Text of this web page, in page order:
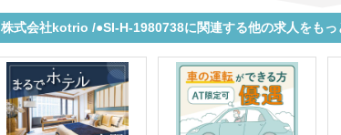
株式会社kotrio /●SI-H-1980738に関連する他の求人をもっ